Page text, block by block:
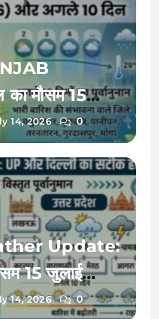
मौसम 15
करवट, अगले
में भारी बारिश का
14, 2026 0
Update:
15 जुलाई
जानें अगले
14, 2026 0